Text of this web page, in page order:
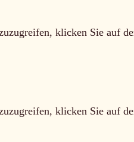
klicken Sie auf
klicken Sie auf